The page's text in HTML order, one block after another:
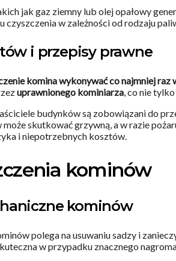
jak gaz ziemny lub olej opałowy
czyszczenia w zależności od rodzaju
i przepisy prawne
komina wykonywać co najmniej raz
uprawnionego kominiarza, co nie
budynków są zobowiązani do
skutkować grzywną, a w razie
i niepotrzebnych kosztów.
kominów
kominów
polega na usuwaniu sadzy i
w przypadku znacznego